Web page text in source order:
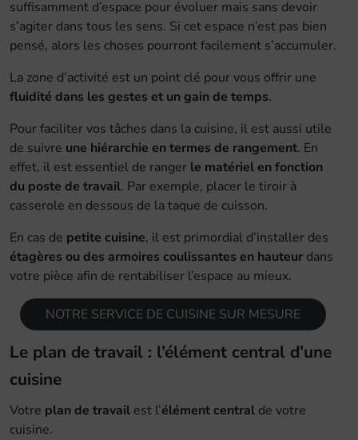
suffisamment d’espace pour évoluer mais sans devoir
s’agiter dans tous les sens. Si cet espace n’est pas bien
pensé, alors les choses pourront facilement s’accumuler.
La zone d’activité est un point clé pour vous offrir une
fluidité dans les gestes et un gain de temps.
Pour faciliter vos tâches dans la cuisine, il est aussi utile
de suivre une hiérarchie en termes de rangement. En
effet, il est essentiel de ranger le matériel en fonction
du poste de travail. Par exemple, placer le tiroir à
casserole en dessous de la taque de cuisson.
En cas de petite cuisine, il est primordial d’installer des
étagères ou des armoires coulissantes en hauteur dans
votre pièce afin de rentabiliser l’espace au mieux.
NOTRE SERVICE DE CUISINE SUR MESURE
Le plan de travail : l’élément central d’une
cuisine
Votre plan de travail est l’élément central de votre
cuisine.